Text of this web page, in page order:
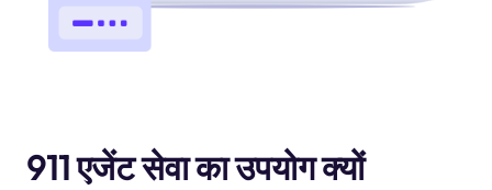
911 एजेंट सेवा का उपयोग क्यों